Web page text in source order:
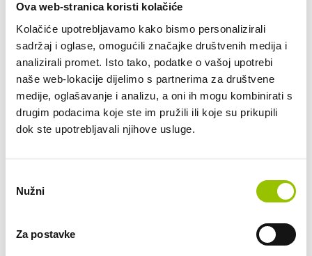
Ova web-stranica koristi kolačiće
Kolačiće upotrebljavamo kako bismo personalizirali
sadržaj i oglase, omogućili značajke društvenih medija i
analizirali promet. Isto tako, podatke o vašoj upotrebi
naše web-lokacije dijelimo s partnerima za društvene
medije, oglašavanje i analizu, a oni ih mogu kombinirati s
drugim podacima koje ste im pružili ili koje su prikupili
dok ste upotrebljavali njihove usluge.
pristanka
Nužni
Za postavke
metalik crna- Boja unutrašnjosti: Kožni interijer u standarnoj
boji, crna- 2 komforna sjedala i jedno središnje sjedalo
straga- Accent paket u Neodyme izvedbi- Adaptivna prednja
sportska sjedala električno podesiva u 18 smjerova-
Adaptivni zračni ovjes uklj. Porsche Active Suspension
Management (PASM)- Asistent potpore za promjenu vozne
trake- BOSE® Surround Sound System- Dekorativni bočni
logo 'PORSCHE' u Neodyme- Exclusive Order Control Code-
staklo- Head-Up prikaz- LED projekcija 'PORSCHE' loga (iz
promjenu brzina- ParkAssist sustav potpore s daljinskim
upravljanjem- Porsche grb utisnut u naslonima za glavu
prednjih sjedala- Porsche InnoDrive uključujući aktivno
održavanje vozila unutar trake- Porsche Rear Seat